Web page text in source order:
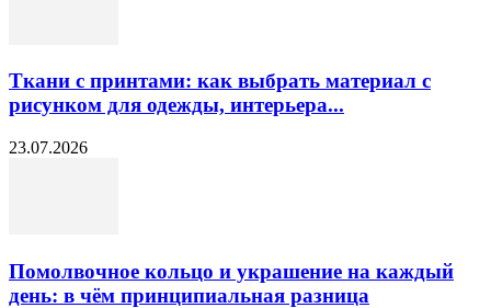
Ткани с принтами: как выбрать материал с
рисунком для одежды, интерьера...
23.07.2026
Помолвочное кольцо и украшение на каждый
день: в чём принципиальная разница